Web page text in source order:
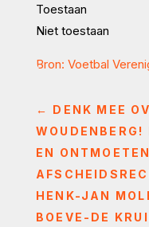
Toestaan
Niet toestaan
Bron: Voetbal
← DENK MEE
WOUDENBERG!
EN
HENK-JAN
BOEVE-DE